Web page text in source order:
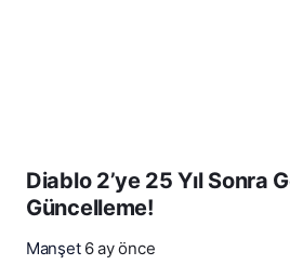
Diablo 2’ye 25 Yıl Sonra
Güncelleme!
Manşet 6 ay önce